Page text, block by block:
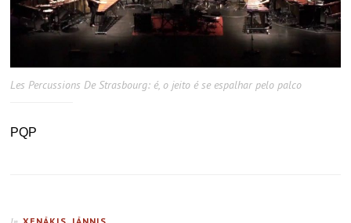
Les Percussions De Strasbourg: é, o jeito é se espalhar pelo palco
PQP